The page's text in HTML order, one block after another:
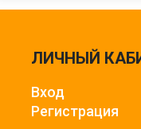
ЛИЧНЫЙ
Вход
Регистрация